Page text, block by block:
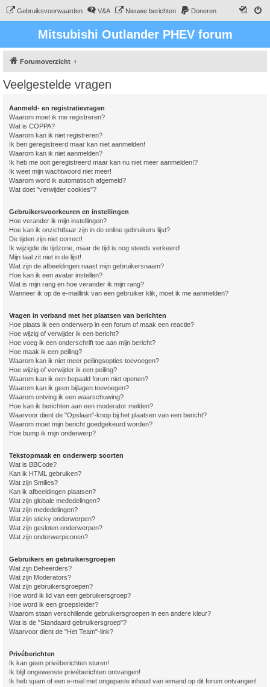
Gebruiksvoorwaarden V&A Nieuwe berichten Doneren
Mitsubishi Outlander PHEV forum
Forumoverzicht
Veelgestelde vragen
Aanmeld- en registratievragen
Waarom moet ik me registreren?
Wat is COPPA?
Waarom kan ik niet registreren?
Ik ben geregistreerd maar kan niet aanmelden!
Waarom kan ik niet aanmelden?
Ik heb me ooit geregistreerd maar kan nu niet meer aanmelden!?
Ik weet mijn wachtwoord niet meer!
Waarom word ik automatisch afgemeld?
Wat doet "verwijder cookies"?
Gebruikersvoorkeuren en instellingen
Hoe verander ik mijn instellingen?
Hoe kan ik onzichtbaar zijn in de online gebruikers lijst?
De tijden zijn niet correct!
Ik wijzigde de tijdzone, maar de tijd is nog steeds verkeerd!
Mijn taal zit niet in de lijst!
Wat zijn de afbeeldingen naast mijn gebruikersnaam?
Hoe kan ik een avatar instellen?
Wat is mijn rang en hoe verander ik mijn rang?
Wanneer ik op de e-maillink van een gebruiker klik, moet ik me aanmelden?
Vragen in verband met het plaatsen van berichten
Hoe plaats ik een onderwerp in een forum of maak een reactie?
Hoe wijzig of verwijder ik een bericht?
Hoe voeg ik een onderschrift toe aan mijn bericht?
Hoe maak ik een peiling?
Waarom kan ik niet meer peilingsopties toevoegen?
Hoe wijzig of verwijder ik een peiling?
Waarom kan ik een bepaald forum niet openen?
Waarom kan ik geen bijlagen toevoegen?
Waarom ontving ik een waarschuwing?
Hoe kan ik berichten aan een moderator melden?
Waarvoor dient de "Opslaan"-knop bij het plaatsen van een bericht?
Waarom moet mijn bericht goedgekeurd worden?
Hoe bump ik mijn onderwerp?
Tekstopmaak en onderwerp soorten
Wat is BBCode?
Kan ik HTML gebruiken?
Wat zijn Smilies?
Kan ik afbeeldingen plaatsen?
Wat zijn globale mededelingen?
Wat zijn mededelingen?
Wat zijn sticky onderwerpen?
Wat zijn gesloten onderwerpen?
Wat zijn onderwerpiconen?
Gebruikers en gebruikersgroepen
Wat zijn Beheerders?
Wat zijn Moderators?
Wat zijn gebruikersgroepen?
Hoe word ik lid van een gebruikersgroep?
Hoe word ik een groepsleider?
Waarom staan verschillende gebruikersgroepen in een andere kleur?
Wat is de "Standaard gebruikersgroep"?
Waarvoor dient de "Het Team"-link?
Privéberichten
Ik kan geen privéberichten sturen!
Ik blijf ongewenste privéberichten ontvangen!
Ik heb spam of een e-mail met ongepaste inhoud van iemand op dit forum ontvangen!